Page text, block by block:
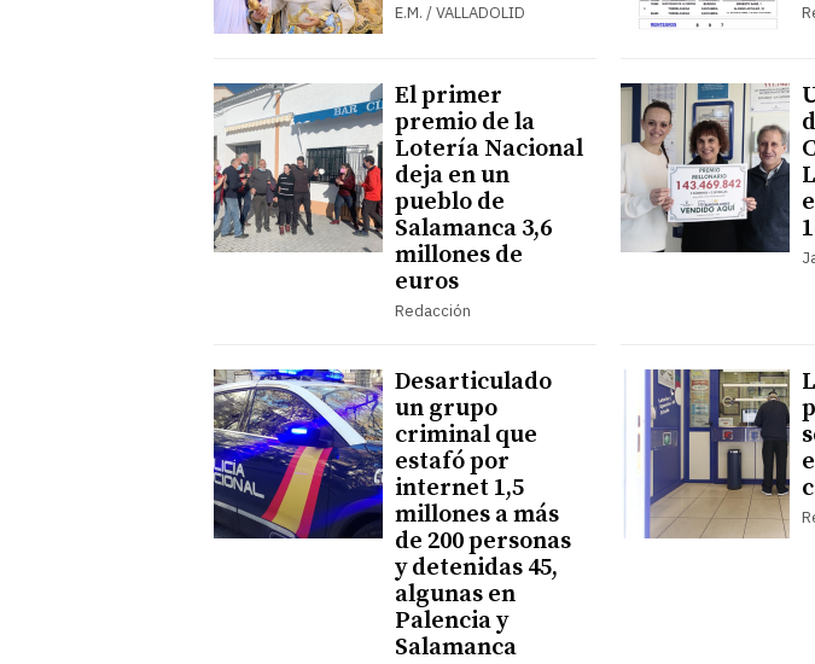
E.M. / VALLADOLID
El primer
premio de la
Lotería Nacional
deja en un
pueblo de
Salamanca 3,6
millones de
euros
Redacción
Desarticulado
un grupo
criminal que
estafó por
internet 1,5
millones a más
de 200 personas
y detenidas 45,
algunas en
Palencia y
Salamanca